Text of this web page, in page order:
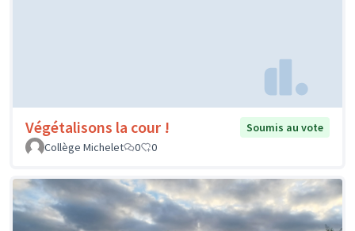
Végétalisons la cour !
Soumis au vote
Collège Michelet
0 0